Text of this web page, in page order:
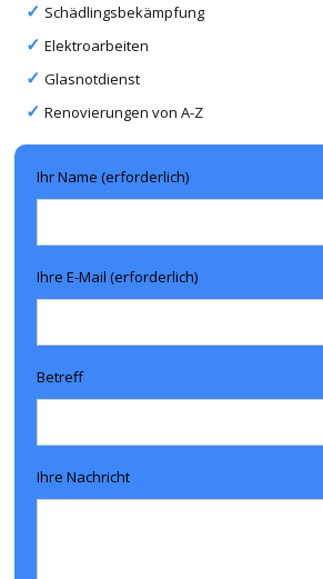
Schädlingsbekämpfung
Elektroarbeiten
Glasnotdienst
Renovierungen von A-Z
Ihr Name (erforderlich)
Ihre E-Mail (erforderlich)
Betreff
Ihre Nachricht